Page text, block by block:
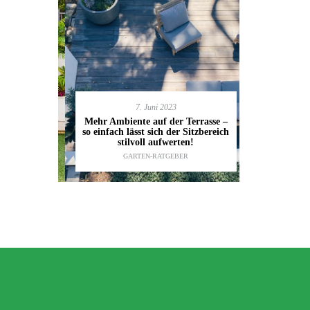
7. Juni 2023
Mehr Ambiente auf der Terrasse –
so einfach lässt sich der Sitzbereich
stilvoll aufwerten!
GARTEN-RATGEBER